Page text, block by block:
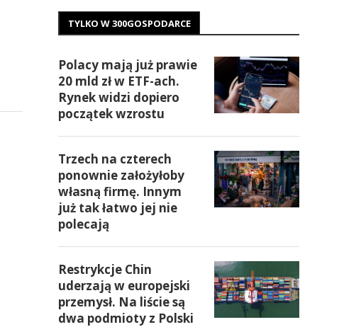
TYLKO W 300GOSPODARCE
Polacy mają już prawie
20 mld zł w ETF-ach.
Rynek widzi dopiero
początek wzrostu
Trzech na czterech
ponownie założyłoby
własną firmę. Innym
już tak łatwo jej nie
polecają
Restrykcje Chin
uderzają w europejski
przemysł. Na liście są
dwa podmioty z Polski